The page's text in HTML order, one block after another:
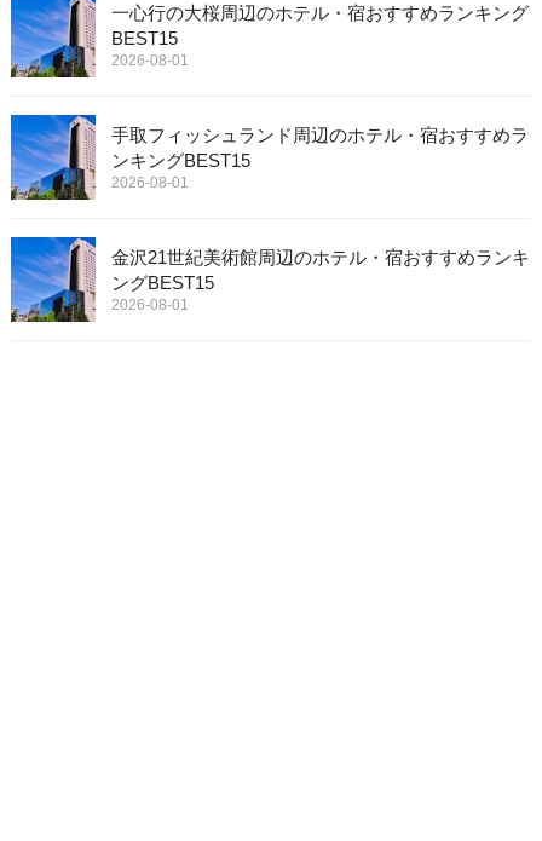
一心行の大桜周辺のホテル・宿おすすめランキング
BEST15
2026-08-01
手取フィッシュランド周辺のホテル・宿おすすめラ
ンキングBEST15
2026-08-01
金沢21世紀美術館周辺のホテル・宿おすすめランキ
ングBEST15
2026-08-01